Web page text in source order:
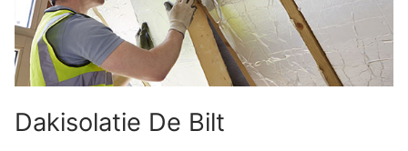
Dakisolatie De Bilt